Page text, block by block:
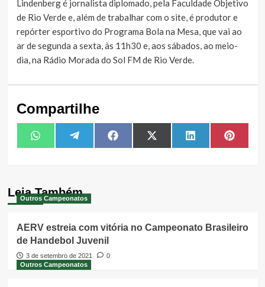
Lindenberg é jornalista diplomado, pela Faculdade Objetivo
de Rio Verde e, além de trabalhar com o site, é produtor e
repórter esportivo do Programa Bola na Mesa, que vai ao
ar de segunda a sexta, às 11h30 e, aos sábados, ao meio-
dia, na Rádio Morada do Sol FM de Rio Verde.
Compartilhe
Share
on
WhatsAppShare
on
TelegramShare
on
FacebookShare
on
X
(Twitter)
Share
on
LinkedIn Share
on
Leia Também
Outros Campeonatos
AERV estreia com vitória no Campeonato Brasileiro
de Handebol Juvenil
3 de setembro de 2021
0
Outros Campeonatos